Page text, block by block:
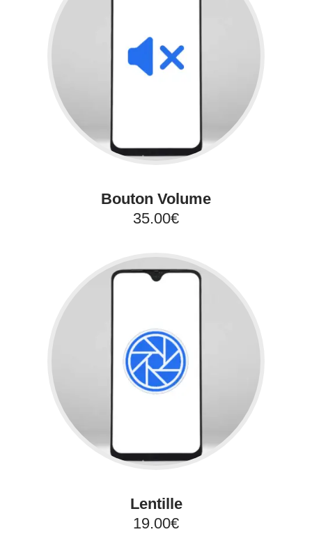
Bouton Volume
35.00€
Lentille
19.00€